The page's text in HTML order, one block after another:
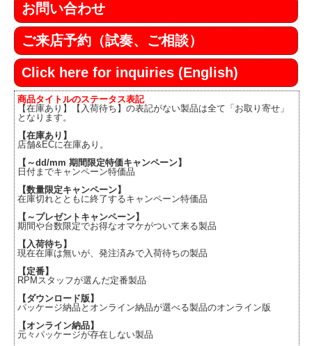
お問い合わせ
ご来店予約（試奏、ご相談）
Click here for inquiries (English)
商品タイトルのステータス表記
【在庫あり】【入荷待ち】の表記がない製品は全て「お取り寄せ」
となります。
【在庫あり】
店舗&ECに在庫あり。
【～dd/mm 期間限定特価キャンペーン】
日付までキャンペーン特価品
【数量限定キャンペーン】
在庫切れとともに終了するキャンペーン特価品
【～プレゼントキャンペーン】
期間や台数限定でお得なオマケがついて来る製品
【入荷待ち】
現在在庫は無いが、発注済みで入荷待ちの製品
【定番】
RPMスタッフが選んだ定番製品
【ダウンロード版】
パッケージ納品とオンライン納品が選べる製品のオンライン版
【オンライン納品】
元々パッケージが存在しない製品